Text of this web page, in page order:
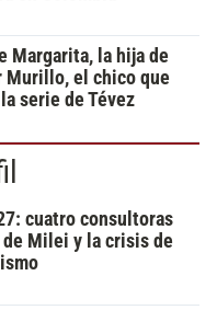
Margarita, la hija de
Murillo, el chico que
serie de Tévez
cuatro consultoras
Milei y la crisis de